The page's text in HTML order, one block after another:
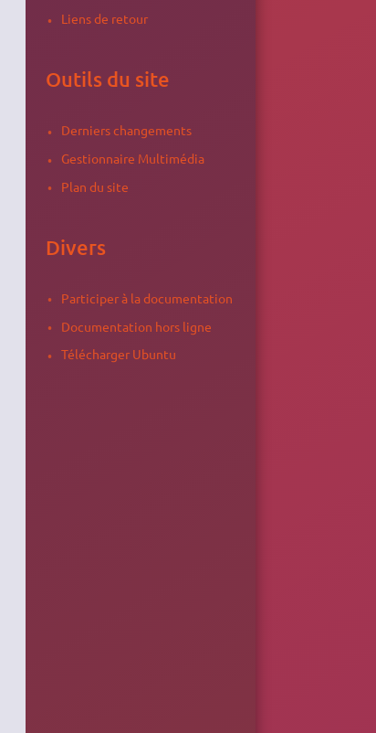
Liens de retour
Outils du site
Derniers changements
Gestionnaire Multimédia
Plan du site
Divers
Participer à la documentation
Documentation hors ligne
Télécharger Ubuntu